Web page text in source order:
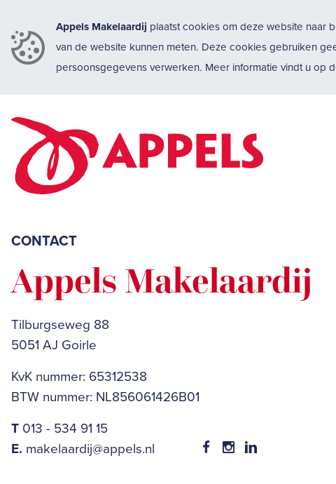
Appels Makelaardij plaatst cookies om deze website naar
van de website kunnen meten. Deze cookies gebruiken
persoonsgegevens verwerken. Meer informatie vindt u op
CONTACT
Appels Makelaardij
Tilburgseweg 88
5051 AJ Goirle
KvK nummer: 65312538
BTW nummer: NL856061426B01
T 013 - 534 91 15
E. makelaardij@appels.nl